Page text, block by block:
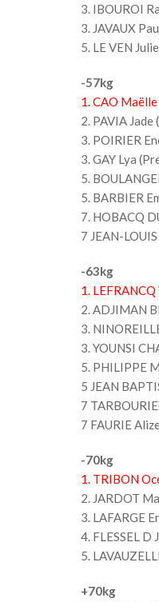
3. IBOUROI
3. JAVAUX
5. LE VEN
-57kg
1. CAO
2. PAVIA Jade
3. POIRIER
3. GAY Lya
5.
5. BARBIER
7. HOBACQ
7 JEAN-
-63kg
1.
2. ADJIMAN
3.
3. YOUNSI
5. PHILIPPE
5 JEAN
7
7 FAURIE
-70kg
1. TRIBON
2. JARDOT
3. LAFARGE
4. FLESSEL D
5.
+70kg